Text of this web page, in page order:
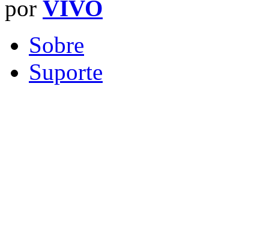
por VIVO
Sobre
Suporte